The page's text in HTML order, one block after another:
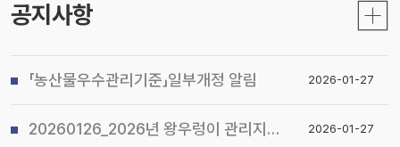
공지사항
「농산물우수관리기준」일부개정 알림 2026-01-27
20260126_2026년 왕우렁이 관리지침 및 전국 일제 수거기간 운영계획 알림 2026-01-27